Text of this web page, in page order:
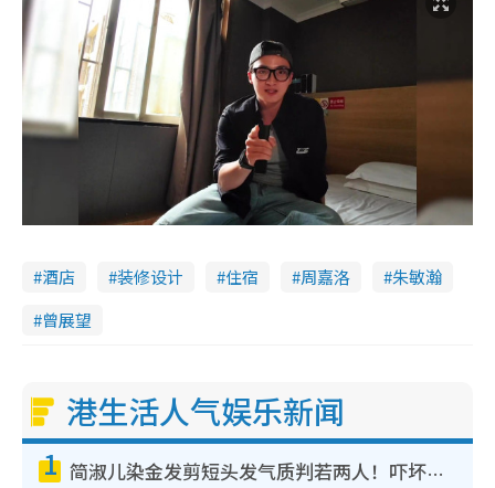
酒店 装修设计 住宿 周嘉洛
朱敏瀚
曾展望
港生活人气娱乐新闻
1 简淑儿染金发剪短头发气质判若两人！吓坏老公麦大力都认不出：“你做什么？”